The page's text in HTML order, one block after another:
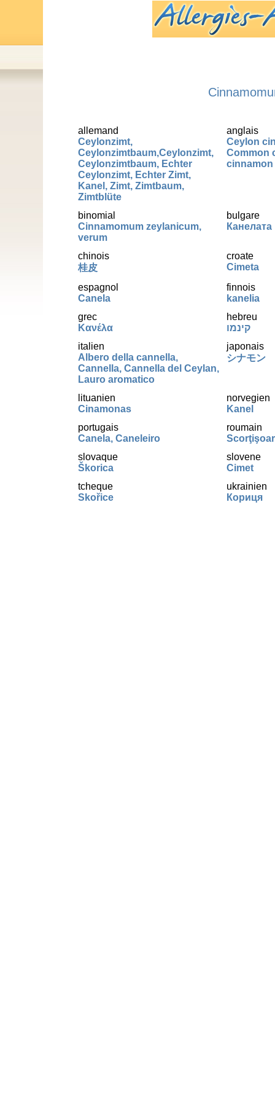
allemand
Ceylonzimt,
Ceylonzimtbaum,Ceylonzimt,
Ceylonzimtbaum, Echter
Ceylonzimt, Echter Zimt,
Kanel, Zimt, Zimtbaum,
Zimtblüte
anglais
Ceylon
Common
cinnamon
binomial
Cinnamomum zeylanicum,
verum
bulgare
Канелата
chinois
桂皮
croate
Cimeta
espagnol
Canela
finnois
kanelia
grec
Κανέλα
hebreu
קינמו
italien
Albero della cannella,
Cannella, Cannella del Ceylan,
Lauro aromatico
japonais
シナモン
lituanien
Cinamonas
norvegien
Kanel
portugais
Canela, Caneleiro
roumain
slovaque
Škorica
slovene
Cimet
tcheque
Skořice
ukrainien
Кориця